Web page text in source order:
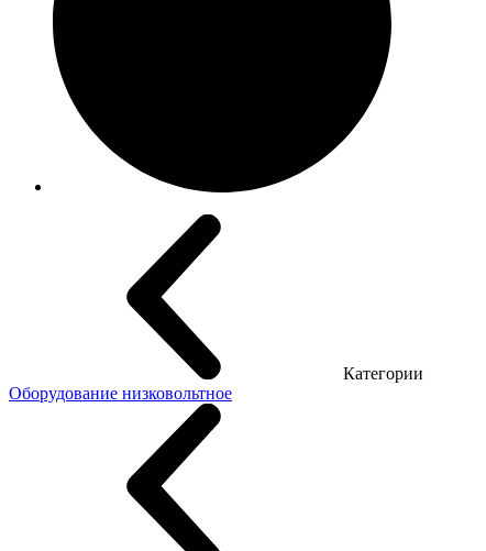
Категории
Оборудование низковольтное